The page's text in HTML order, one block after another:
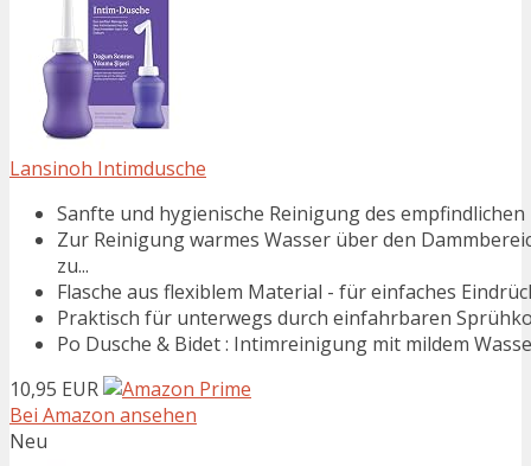
Lansinoh Intimdusche
Sanfte und hygienische Reinigung des
Zur Reinigung warmes Wasser über den
zu...
Flasche aus flexiblem Material - für einfaches
Praktisch für unterwegs durch einfahrbaren
Po Dusche & Bidet : Intimreinigung mit mildem
10,95 EUR
Bei Amazon ansehen
Neu